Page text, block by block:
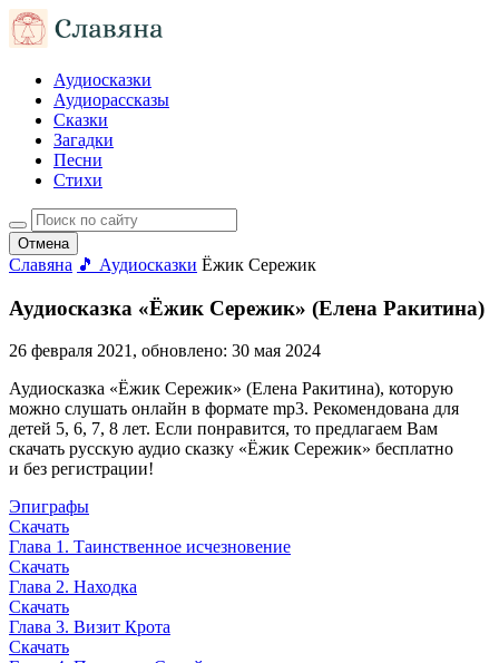
Аудиосказки
Аудиорассказы
Сказки
Загадки
Песни
Стихи
Отмена
Славяна 🎵 Аудиосказки Ёжик Сережик
Аудиосказка «Ёжик Сережик» (Елена Ракитина)
26 февраля 2021, обновлено: 30 мая 2024
Аудиосказка «Ёжик Сережик» (Елена Ракитина), которую
можно слушать онлайн в формате mp3. Рекомендована для
детей 5, 6, 7, 8 лет. Если понравится, то предлагаем Вам
скачать русскую аудио сказку «Ёжик Сережик» бесплатно
и без регистрации!
Эпиграфы
Скачать
Глава 1. Таинственное исчезновение
Скачать
Глава 2. Находка
Скачать
Глава 3. Визит Крота
Скачать